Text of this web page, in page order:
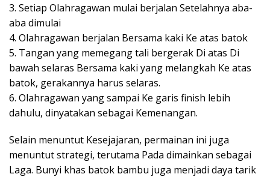
3. Setiap Olahragawan mulai berjalan Setelahnya aba-
aba dimulai
4. Olahragawan berjalan Bersama kaki Ke atas batok
5. Tangan yang memegang tali bergerak Di atas Di
bawah selaras Bersama kaki yang melangkah Ke atas
batok, gerakannya harus selaras.
6. Olahragawan yang sampai Ke garis finish lebih
dahulu, dinyatakan sebagai Kemenangan.
Selain menuntut Kesejajaran, permainan ini juga
menuntut strategi, terutama Pada dimainkan sebagai
Laga. Bunyi khas batok bambu juga menjadi daya tarik